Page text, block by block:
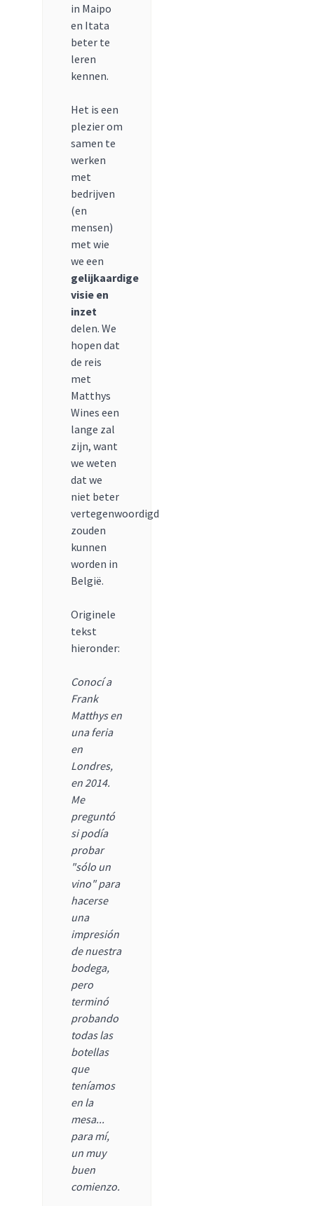
in Maipo
en Itata
beter te
leren
kennen.
Het is een
plezier om
samen te
werken
met
bedrijven
(en
mensen)
met wie
we een
gelijkaardige
visie en
inzet
delen. We
hopen dat
de reis
met
Matthys
Wines een
lange zal
zijn, want
we weten
dat we
niet beter
vertegenwoordigd
zouden
kunnen
worden in
België.
Originele
tekst
hieronder:
Conocí a
Frank
Matthys en
una feria
en
Londres,
en 2014.
Me
preguntó
si podía
probar
"sólo un
vino" para
hacerse
una
impresión
de nuestra
bodega,
pero
terminó
probando
todas las
botellas
que
teníamos
en la
mesa...
para mí,
un muy
buen
comienzo.